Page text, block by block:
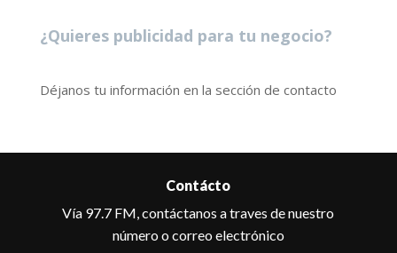
¿Quieres publicidad para tu negocio?
Déjanos tu información en la sección de contacto
Contácto
Vía 97.7 FM, contáctanos a traves de nuestro
número o correo electrónico